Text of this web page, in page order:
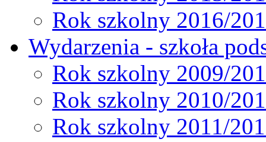
Rok szkolny 2016/
Wydarzenia - szkoła
Rok szkolny 2009/
Rok szkolny 2010/
Rok szkolny 2011/